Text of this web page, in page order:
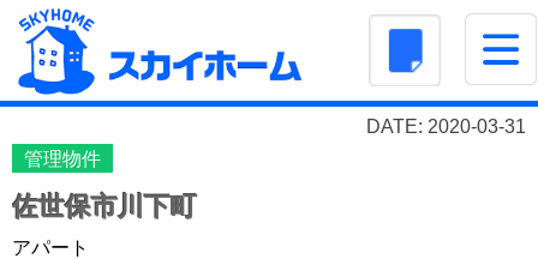
DATE: 2020-03-31
管理物件
佐世保市川下町
アパート